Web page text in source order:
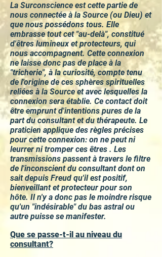
La Surconscience est cette partie de
nous connectée à la Source (ou Dieu) et
que nous possédons tous. Elle
embrasse tout cet "au-delà", constitué
d'êtres lumineux et protecteurs, qui
nous accompagnent. Cette connexion
ne laisse donc pas de place à la
"tricherie", à la curiosité, compte tenu
de l'origine de ces sphères spirituelles
reliées à la Source et avec lesquelles la
connexion sera établie. Ce contact doit
être emprunt d'intentions pures de la
part du consultant et du thérapeute. Le
praticien applique des règles précises
pour cette connexion: on ne peut ni
leurrer ni tromper ces êtres . Les
transmissions passent à travers le filtre
de l'inconscient du consultant dont on
sait depuis Freud qu'il est positif,
bienveillant et protecteur pour son
hôte. Il n'y a donc pas le moindre risque
qu'un "indésirable" du bas astral ou
autre puisse se manifester.
Que se passe-t-il au niveau du
consultant?